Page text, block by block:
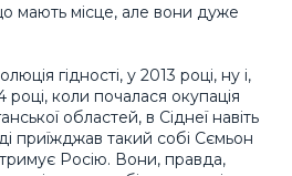
мають місце, але вони дуже
гідності, у 2013 році, ну і,
році, коли почалася окупація
областей, в Сіднеї навіть
приїжджав такий собі Сємьон
Росію. Вони, правда,